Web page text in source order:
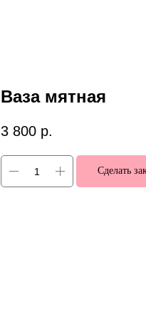
Ваза мятная
3 800 р.
Сделать